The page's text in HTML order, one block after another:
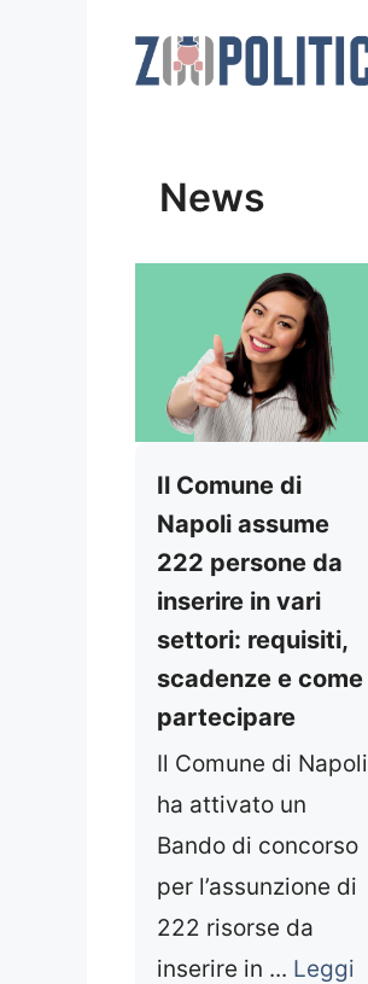
News
Il Comune di
Napoli assume
222 persone da
inserire in vari
settori: requisiti,
scadenze e come
partecipare
Il Comune di Napoli
ha attivato un
Bando di concorso
per l’assunzione di
222 risorse da
inserire in ... Leggi